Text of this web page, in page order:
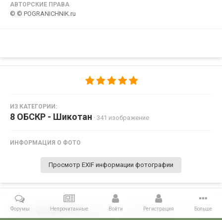
АВТОРСКИЕ ПРАВА
© © POGRANICHNIK.ru
ИЗ КАТЕГОРИИ:
8 ОБСКР - Шикотан · 341 изображение
ИНФОРМАЦИЯ О ФОТО
Просмотр EXIF информации фотографии
Поделиться Подписчики 0
Форумы Непрочитанные Войти Регистрация Больше